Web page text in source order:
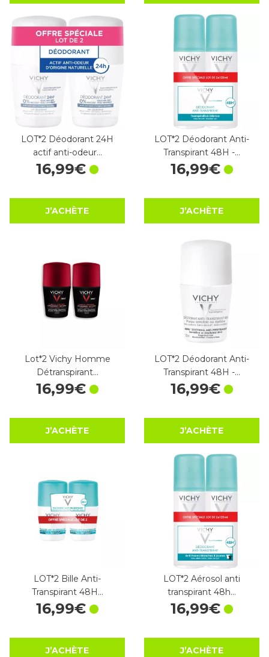
LOT*2 Déodorant 24H
actif anti-odeur…
16,99€
J’ACHÈTE
LOT*2 Déodorant Anti-
Transpirant 48H -…
16,99€
J’ACHÈTE
Lot*2 Vichy Homme
Détranspirant…
16,99€
J’ACHÈTE
LOT*2 Déodorant Anti-
Transpirant 48H -…
16,99€
J’ACHÈTE
LOT*2 Bille Anti-
Transpirant 48H…
16,99€
J’ACHÈTE
LOT*2 Aérosol anti
transpirant 48h…
16,99€
J’ACHÈTE